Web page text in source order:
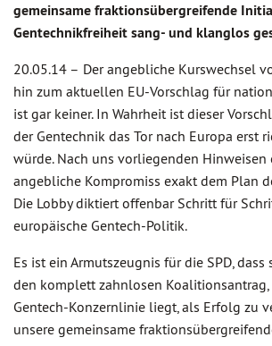
gemeinsame fraktionsübergreifende
Gentechnikfreiheit sang- und klanglos
20.05.14 – Der angebliche Kurswechsel
hin zum aktuellen EU-Vorschlag für
ist gar keiner. In Wahrheit ist dieser
der Gentechnik das Tor nach Europa erst
würde. Nach uns vorliegenden Hinweisen
angebliche Kompromiss exakt dem Plan
Die Lobby diktiert offenbar Schritt für
europäische Gentech-Politik.
Es ist ein Armutszeugnis für die SPD, dass
den komplett zahnlosen
Gentech-Konzernlinie liegt, als Erfolg zu
unsere gemeinsame